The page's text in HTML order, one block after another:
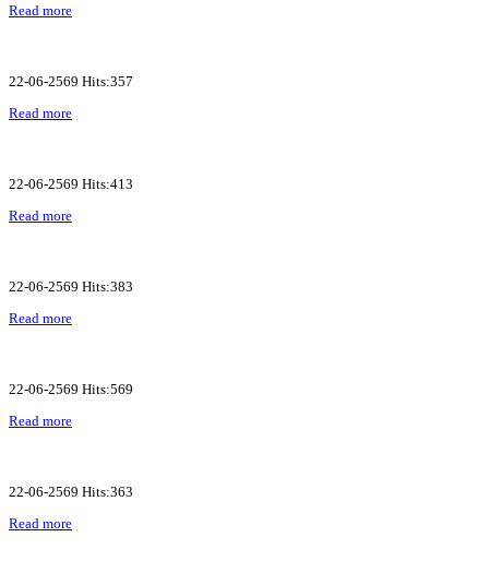
Read more
22-06-2569 Hits:357
Read more
22-06-2569 Hits:413
Read more
22-06-2569 Hits:383
Read more
22-06-2569 Hits:569
Read more
22-06-2569 Hits:363
Read more